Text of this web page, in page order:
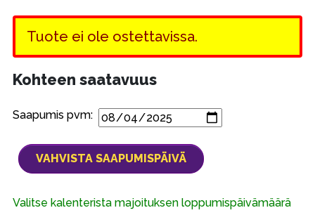
Tuote ei ole ostettavissa.
Kohteen saatavuus
Saapumis pvm:
Valitse kalenterista majoituksen loppumispäivämäärä